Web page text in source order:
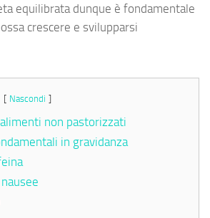
equilibrata dunque è fondamentale
crescere e svilupparsi
Nascondi
non pastorizzati
in gravidanza